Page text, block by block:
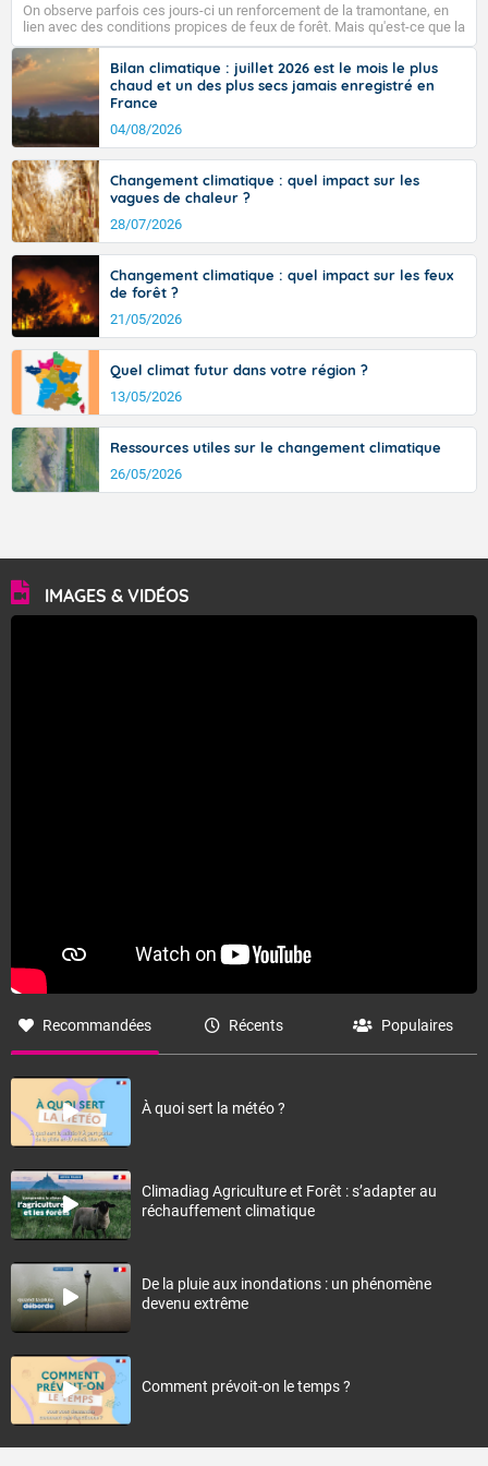
Sud-Ouest. Les 30 degrés seront de nouveau dépassés
sur la quasi-totalité du pays, hors côtes de Manche,
avec 34 à 38 degrés dans le sud du pays et même
localement 38 ou 39 sur Midi-Pyrénées, et 39 à 40
dans le Gard.
Fermer
On observe parfois ces jours-ci un renforcement de la tramontane, en
lien avec des conditions propices de feux de forêt. Mais qu'est-ce que la
tramontane ? Quelles sont ses caractéristiques ? La tramontane est un
vent turbulent soufflant de secteur nord-ouest à nord, ou ouest à nord-
ouest, dans un secteur qui part du Roussillon à la vallée de l’Aude et à
l’ouest de l’Hérault. L’étymologie de ce vent vient du latin trasmontanus,
signifiant au-delà des monts, en allusion aux régions montagneuses
d’où provient ce vent.
Bilan climatique : juillet 2026 est le mois le plus
chaud et un des plus secs jamais enregistré en
France
04/08/2026
Changement climatique : quel impact sur les
vagues de chaleur ?
28/07/2026
Changement climatique : quel impact sur les feux
de forêt ?
21/05/2026
Quel climat futur dans votre région ?
13/05/2026
Ressources utiles sur le changement climatique
26/05/2026
IMAGES & VIDÉOS
Recommandées Récents Populaires
À quoi sert la météo ?
Climadiag Agriculture et Forêt : s’adapter au
réchauffement climatique
De la pluie aux inondations : un phénomène
devenu extrême
Comment prévoit-on le temps ?